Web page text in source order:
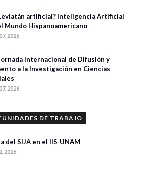
artificial? Inteligencia Artificial
Mundo Hispanoamericano
2026
Internacional de Difusión y
a la Investigación en Ciencias
2026
DE TRABAJO
del SIJA en el IIS-UNAM
2026